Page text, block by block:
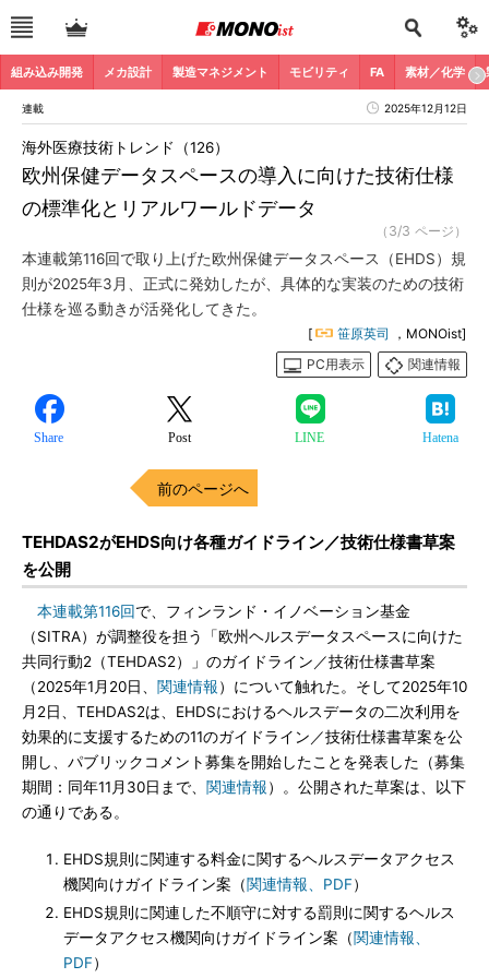
組み込み開発 メカ設計 製造マネジメント モビリティ FA 素材／化学
連載 2025年12月12日
欧州保健データスペースの導入に向けた技術仕様
の標準化とリアルワールドデータ
海外医療技術トレンド（126）
（3/3 ページ）
本連載第116回で取り上げた欧州保健データスペース（EHDS）規
則が2025年3月、正式に発効したが、具体的な実装のための技術
仕様を巡る動きが活発化してきた。
[ 笹原英司
，MONOist]
PC用表示
関連情報
Share Post LINE Hatena
前のページへ
TEHDAS2がEHDS向け各種ガイドライン／技術仕様書草案
を公開
本連載第116回で、フィンランド・イノベーション基金
（SITRA）が調整役を担う「欧州ヘルスデータスペースに向けた
共同行動2（TEHDAS2）」のガイドライン／技術仕様書草案
（2025年1月20日、 関連情報）について触れた。そして2025年10
月2日、TEHDAS2は、EHDSにおけるヘルスデータの二次利用を
効果的に支援するための11のガイドライン／技術仕様書草案を公
開し、パブリックコメント募集を開始したことを発表した（募集
期間：同年11月30日まで、 関連情報）。公開された草案は、以下
の通りである。
EHDS規則に関連する料金に関するヘルスデータアクセス
機関向けガイドライン案（関連情報、PDF）
EHDS規則に関連した不順守に対する罰則に関するヘルス
データアクセス機関向けガイドライン案（関連情報、
PDF）